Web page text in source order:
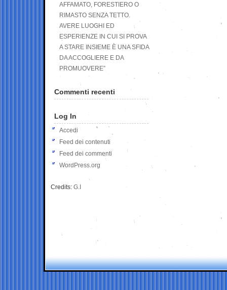
AFFAMATO, FORESTIERO O
RIMASTO SENZA TETTO.
AVERE LUOGHI ED
ESPERIENZE IN CUI SI PROVA
A STARE INSIEME È UNA SFIDA
DA ACCOGLIERE E DA
PROMUOVERE”
Commenti recenti
Log In
Accedi
Feed dei contenuti
Feed dei commenti
WordPress.org
Credits: G.I